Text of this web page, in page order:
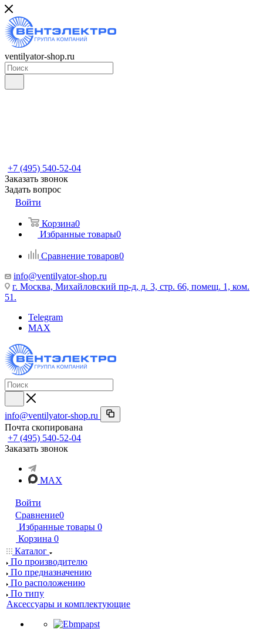
ventilyator-shop.ru
+7 (495) 540-52-04
Заказать звонок
Задать вопрос
Войти
Корзина0
Избранные товары0
Сравнение товаров0
info@ventilyator-shop.ru
г. Москва, Михайловский пр-д, д. 3, cтр. 66, помещ. 1, ком.
51.
Telegram
MAX
info@ventilyator-shop.ru
Почта скопирована
+7 (495) 540-52-04
Заказать звонок
MAX
Войти
Сравнение0
Избранные товары 0
Корзина 0
Каталог
По производителю
По предназначению
По расположению
По типу
Аксессуары и комплектующие